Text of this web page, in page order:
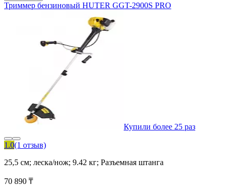
Триммер бензиновый HUTER GGT-2900S PRO
Купили более 25 раз
1.0(1 отзыв)
25,5 см; леска/нож; 9.42 кг; Разъемная штанга
70 890 ₸